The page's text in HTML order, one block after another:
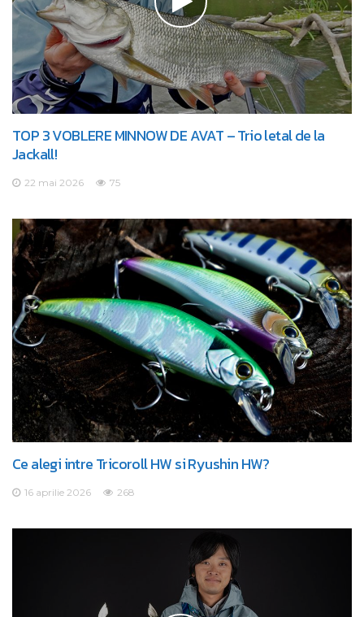
TOP 3 VOBLERE MINNOW DE AVAT – Trio letal de la
Jackall!
22 mai 2026 75
Ce alegi intre Tricoroll HW si Ryushin HW?
16 aprilie 2026 268